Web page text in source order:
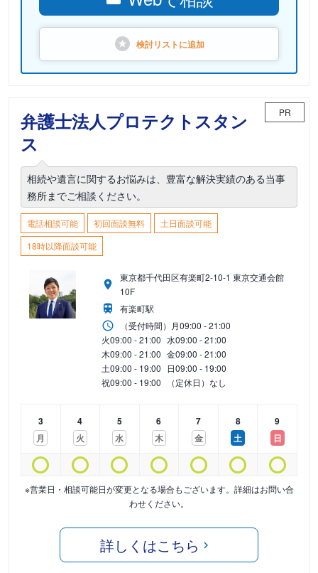
検討リストに追加
弁護士法人プロテクトスタン
ス
PR
相続や遺言に関するお悩みは、豊富な解決実績のある当事
務所までご相談ください。
電話相談可能 初回面談無料
土日面談可能
18時以降面談可能
東京都千代田区有楽町2-10-1 東京交通会館
10F
有楽町駅
（受付時間） 月09:00 - 21:00
火09:00 - 21:00 水09:00 - 21:00
木09:00 - 21:00 金09:00 - 21:00
土09:00 - 19:00 日09:00 - 19:00
祝09:00 - 19:00 （定休日）なし
3
月
4
火
5
水
6
木
7
金
8
土
9
日
※営業日・相談可能日が変更となる場合もございます。詳細はお問い合
わせください。
詳しくはこちら